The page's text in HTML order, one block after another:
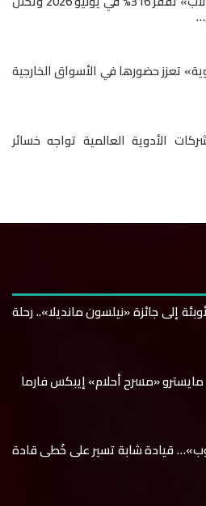
تعزز حضورها في الأسواق الخارجية
الأدوية العالمية تواجه خسائر
إلى جائزة «نيلسون مانديلا».. رحلة
«مسرح أحلام» إيبكس فارما
قيادة شابة تسير على خُطى قادة